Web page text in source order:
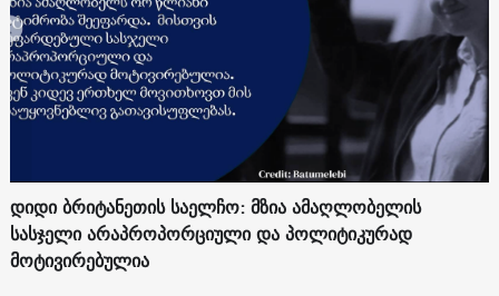
დიდი ბრიტანეთის საელჩო: მზია ამაღლობელის
სასჯელი არაპროპორციული და პოლიტიკურად
მოტივირებულია